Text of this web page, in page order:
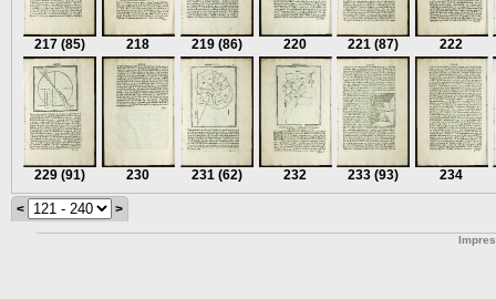
217 (85) 218 219 (86) 220 221 (87) 222
229 (91) 230 231 (62) 232 233 (93) 234
< >